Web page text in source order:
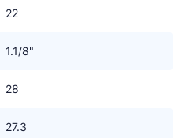
goedgekeurd voor gebruik
22
1.1/8"
28
27.3